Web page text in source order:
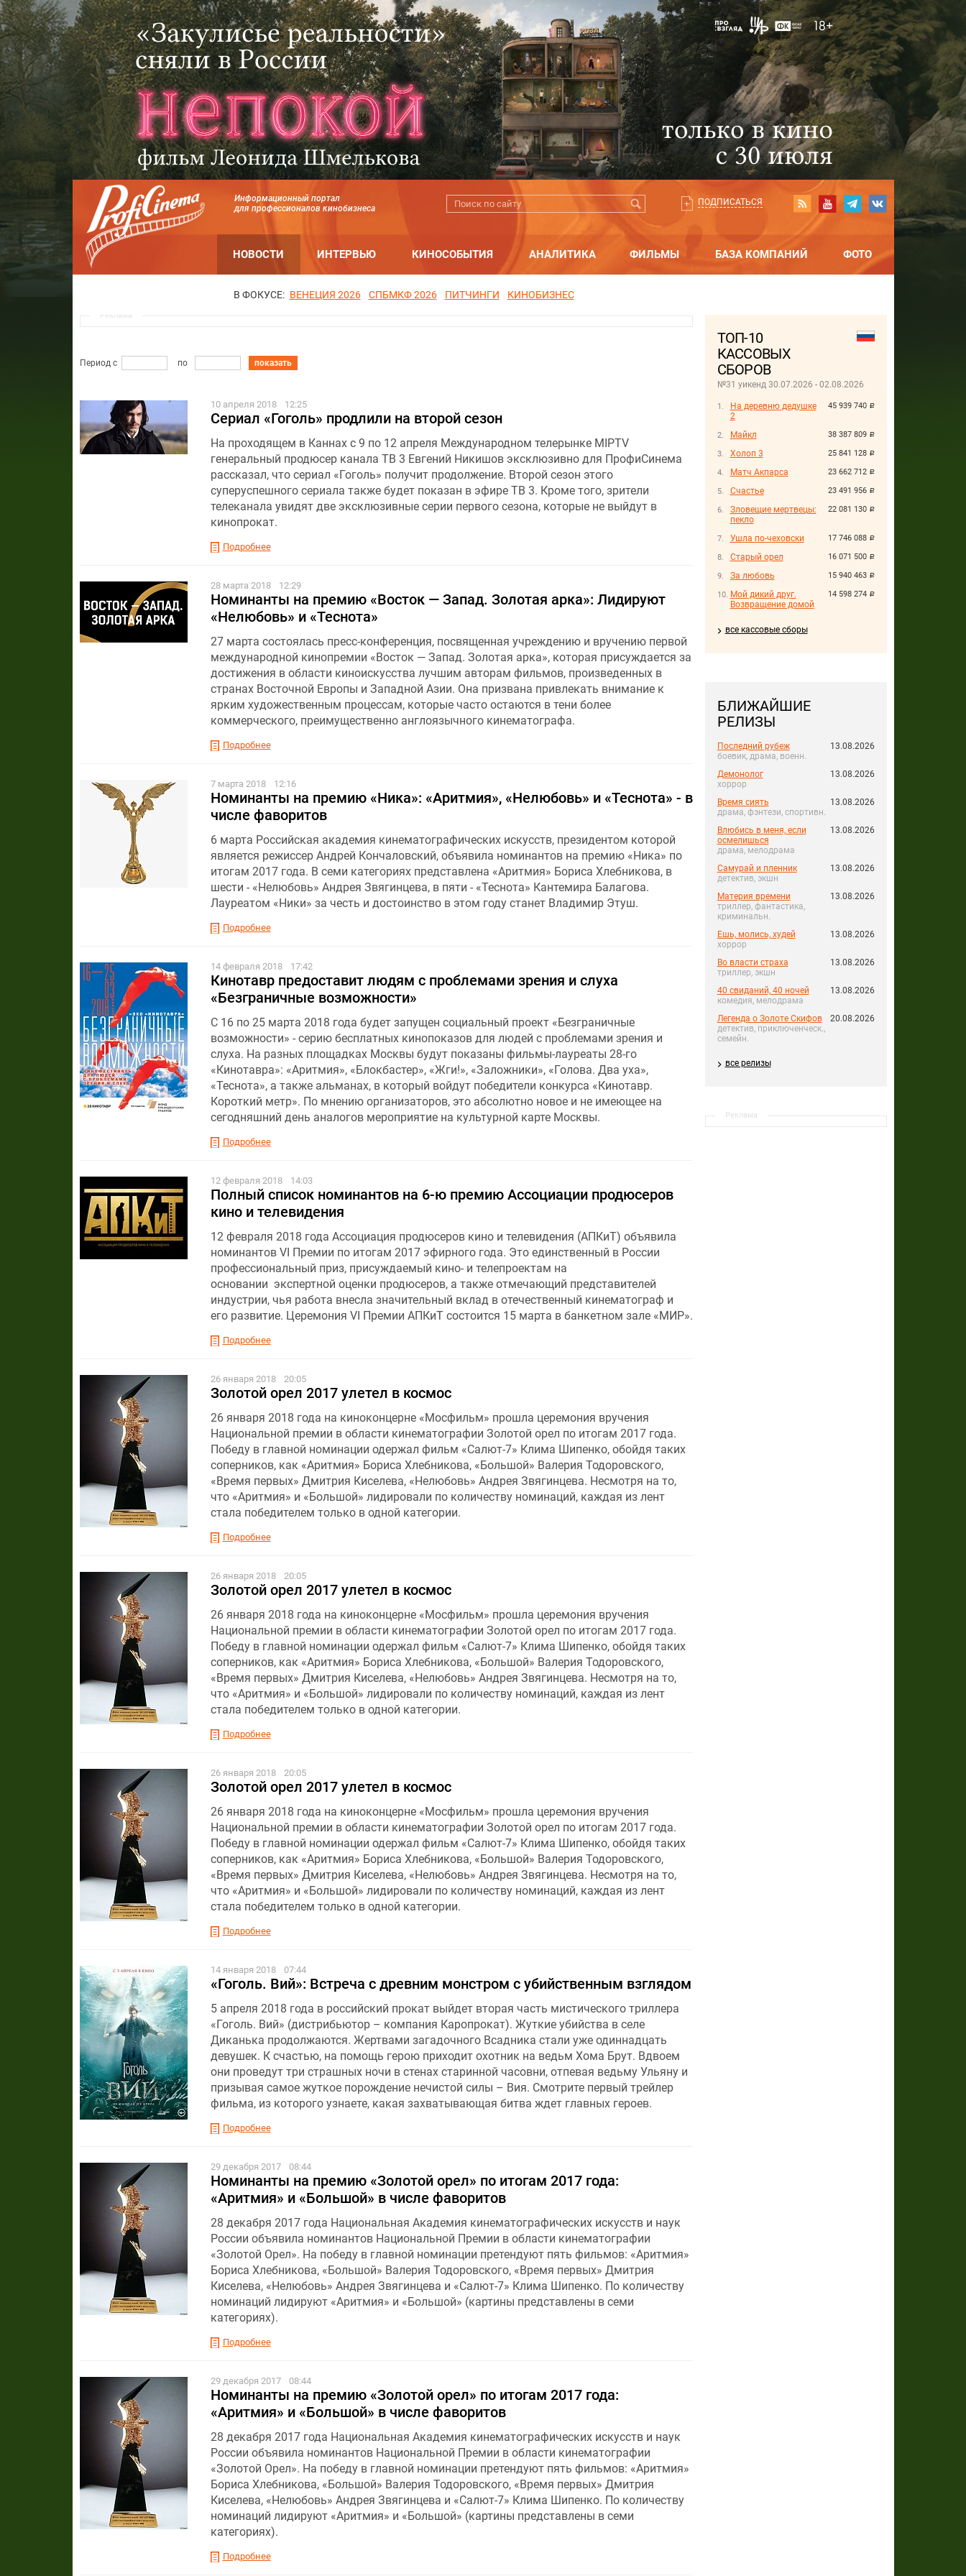
Информационный портал
для профессионалов кинобизнеса
ПОДПИСАТЬСЯ
НОВОСТИ ИНТЕРВЬЮ КИНОСОБЫТИЯ АНАЛИТИКА ФИЛЬМЫ БАЗА КОМПАНИЙ ФОТО
В ФОКУСЕ: ВЕНЕЦИЯ 2026 СПБМКФ 2026 ПИТЧИНГИ КИНОБИЗНЕС
ТОП-10
КАССОВЫХ
СБОРОВ
№31 уикенд 30.07.2026 - 02.08.2026
45 939 740 руб.
На деревню дедушке
2
38 387 809 руб.
Майкл
25 841 128 руб.
Холоп 3
23 662 712 руб.
Матч Акпарса
23 491 956 руб.
Счастье
22 081 130 руб.
Зловещие мертвецы:
пекло
17 746 088 руб.
Ушла по-чеховски
16 071 500 руб.
Старый орел
15 940 463 руб.
За любовь
14 598 274 руб.
Мой дикий друг.
Возвращение домой
все кассовые сборы
БЛИЖАЙШИЕ
РЕЛИЗЫ
Последний рубеж
боевик, драма, военн.
13.08.2026
Демонолог
хоррор
13.08.2026
Время сиять
драма, фэнтези, спортивн.
13.08.2026
Влюбись в меня, если
осмелишься
драма, мелодрама
13.08.2026
Самурай и пленник
детектив, экшн
13.08.2026
Материя времени
триллер, фантастика,
криминальн.
13.08.2026
Ешь, молись, худей
хоррор
13.08.2026
Во власти страха
триллер, экшн
13.08.2026
40 свиданий, 40 ночей
комедия, мелодрама
13.08.2026
Легенда о Золоте Скифов
детектив, приключенческ.,
семейн.
20.08.2026
все релизы
Реклама
Реклама
Период с по показать
10 апреля 2018 12:25
Сериал «Гоголь» продлили на второй сезон
На проходящем в Каннах с 9 по 12 апреля Международном телерынке MIPTV
генеральный продюсер канала ТВ 3 Евгений Никишов эксклюзивно для ПрофиСинема
рассказал, что сериал «Гоголь» получит продолжение. Второй сезон этого
суперуспешного сериала также будет показан в эфире ТВ 3. Кроме того, зрители
телеканала увидят две эксклюзивные серии первого сезона, которые не выйдут в
кинопрокат.
Подробнее
28 марта 2018 12:29
Номинанты на премию «Восток — Запад. Золотая арка»: Лидируют
«Нелюбовь» и «Теснота»
27 марта состоялась пресс-конференция, посвященная учреждению и вручению первой
международной кинопремии «Восток — Запад. Золотая арка», которая присуждается за
достижения в области киноискусства лучшим авторам фильмов, произведенных в
странах Восточной Европы и Западной Азии. Она призвана привлекать внимание к
ярким художественным процессам, которые часто остаются в тени более
коммерческого, преимущественно англоязычного кинематографа.
Подробнее
7 марта 2018 12:16
Номинанты на премию «Ника»: «Аритмия», «Нелюбовь» и «Теснота» - в
числе фаворитов
6 марта Российская академия кинематографических искусств, президентом которой
является режиссер Андрей Кончаловский, объявила номинантов на премию «Ника» по
итогам 2017 года. В семи категориях представлена «Аритмия» Бориса Хлебникова, в
шести - «Нелюбовь» Андрея Звягинцева, в пяти - «Теснота» Кантемира Балагова.
Лауреатом «Ники» за честь и достоинство в этом году станет Владимир Этуш.
Подробнее
14 февраля 2018 17:42
Кинотавр предоставит людям с проблемами зрения и слуха
«Безграничные возможности»
С 16 по 25 марта 2018 года будет запущен социальный проект «Безграничные
возможности» - серию бесплатных кинопоказов для людей с проблемами зрения и
слуха. На разных площадках Москвы будут показаны фильмы-лауреаты 28-го
«Кинотавра»: «Аритмия», «Блокбастер», «Жги!», «Заложники», «Голова. Два уха»,
«Теснота», а также альманах, в который войдут победители конкурса «Кинотавр.
Короткий метр». По мнению организаторов, это абсолютно новое и не имеющее на
сегодняшний день аналогов мероприятие на культурной карте Москвы.
Подробнее
12 февраля 2018 14:03
Полный список номинантов на 6-ю премию Ассоциации продюсеров
кино и телевидения
12 февраля 2018 года Ассоциация продюсеров кино и телевидения (АПКиТ) объявила
номинантов VI Премии по итогам 2017 эфирного года. Это единственный в России
профессиональный приз, присуждаемый кино- и телепроектам на
основании экспертной оценки продюсеров, а также отмечающий представителей
индустрии, чья работа внесла значительный вклад в отечественный кинематограф и
его развитие. Церемония VI Премии АПКиТ состоится 15 марта в банкетном зале «МИР».
Подробнее
26 января 2018 20:05
Золотой орел 2017 улетел в космос
26 января 2018 года на киноконцерне «Мосфильм» прошла церемония вручения
Национальной премии в области кинематографии Золотой орел по итогам 2017 года.
Победу в главной номинации одержал фильм «Салют-7» Клима Шипенко, обойдя таких
соперников, как «Аритмия» Бориса Хлебникова, «Большой» Валерия Тодоровского,
«Время первых» Дмитрия Киселева, «Нелюбовь» Андрея Звягинцева. Несмотря на то,
что «Аритмия» и «Большой» лидировали по количеству номинаций, каждая из лент
стала победителем только в одной категории.
Подробнее
26 января 2018 20:05
Золотой орел 2017 улетел в космос
26 января 2018 года на киноконцерне «Мосфильм» прошла церемония вручения
Национальной премии в области кинематографии Золотой орел по итогам 2017 года.
Победу в главной номинации одержал фильм «Салют-7» Клима Шипенко, обойдя таких
соперников, как «Аритмия» Бориса Хлебникова, «Большой» Валерия Тодоровского,
«Время первых» Дмитрия Киселева, «Нелюбовь» Андрея Звягинцева. Несмотря на то,
что «Аритмия» и «Большой» лидировали по количеству номинаций, каждая из лент
стала победителем только в одной категории.
Подробнее
26 января 2018 20:05
Золотой орел 2017 улетел в космос
26 января 2018 года на киноконцерне «Мосфильм» прошла церемония вручения
Национальной премии в области кинематографии Золотой орел по итогам 2017 года.
Победу в главной номинации одержал фильм «Салют-7» Клима Шипенко, обойдя таких
соперников, как «Аритмия» Бориса Хлебникова, «Большой» Валерия Тодоровского,
«Время первых» Дмитрия Киселева, «Нелюбовь» Андрея Звягинцева. Несмотря на то,
что «Аритмия» и «Большой» лидировали по количеству номинаций, каждая из лент
стала победителем только в одной категории.
Подробнее
14 января 2018 07:44
«Гоголь. Вий»: Встреча с древним монстром с убийственным взглядом
5 апреля 2018 года в российский прокат выйдет вторая часть мистического триллера
«Гоголь. Вий » (дистрибьютор – компания Каропрокат). Жуткие убийства в селе
Диканька продолжаются. Жертвами загадочного Всадника стали уже одиннадцать
девушек. К счастью, на помощь герою приходит охотник на ведьм Хома Брут. Вдвоем
они проведут три страшных ночи в стенах старинной часовни, отпевая ведьму Ульяну и
призывая самое жуткое порождение нечистой силы – Вия. Смотрите первый трейлер
фильма, из которого узнаете, какая захватывающая битва ждет главных героев.
Подробнее
29 декабря 2017 08:44
Номинанты на премию «Золотой орел» по итогам 2017 года:
«Аритмия» и «Большой» в числе фаворитов
28 декабря 2017 года Национальная Академия кинематографических искусств и наук
России объявила номинантов Национальной Премии в области кинематографии
«Золотой Орел». На победу в главной номинации претендуют пять фильмов: «Аритмия»
Бориса Хлебникова, «Большой» Валерия Тодоровского, «Время первых» Дмитрия
Киселева, «Нелюбовь» Андрея Звягинцева и «Салют-7» Клима Шипенко. По количеству
номинаций лидируют «Аритмия» и «Большой» (картины представлены в семи
категориях).
Подробнее
29 декабря 2017 08:44
Номинанты на премию «Золотой орел» по итогам 2017 года:
«Аритмия» и «Большой» в числе фаворитов
28 декабря 2017 года Национальная Академия кинематографических искусств и наук
России объявила номинантов Национальной Премии в области кинематографии
«Золотой Орел». На победу в главной номинации претендуют пять фильмов: «Аритмия»
Бориса Хлебникова, «Большой» Валерия Тодоровского, «Время первых» Дмитрия
Киселева, «Нелюбовь» Андрея Звягинцева и «Салют-7» Клима Шипенко. По количеству
номинаций лидируют «Аритмия» и «Большой» (картины представлены в семи
категориях).
Подробнее